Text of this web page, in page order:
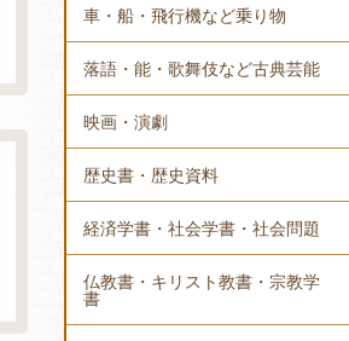
車・船・飛行機など乗り物
落語・能・歌舞伎など古典芸能
映画・演劇
歴史書・歴史資料
経済学書・社会学書・社会問題
仏教書・キリスト教書・宗教学
書